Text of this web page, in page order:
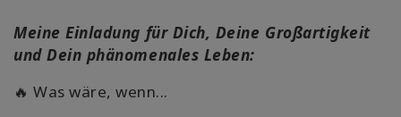
Meine Einladung für Dich, Deine Großartigkeit
und Dein phänomenales Leben:
🔥 Was wäre, wenn...